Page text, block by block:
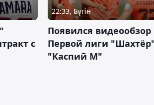
с
22:33, Бүгін
Появился
Первой лиги
"Каспий М"